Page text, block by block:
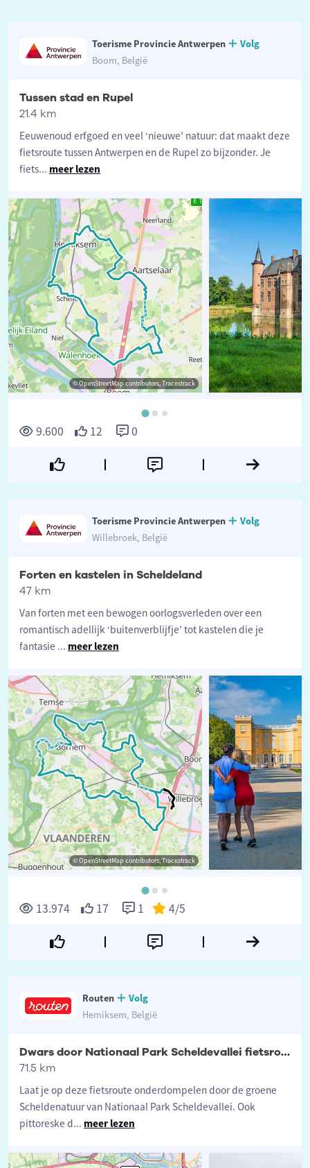
Toerisme Provincie Antwerpen
Volg
Boom, België
Tussen stad en Rupel
21.4 km
Eeuwenoud erfgoed en veel ‘nieuwe’ natuur: dat maakt deze
fietsroute tussen Antwerpen en de Rupel zo bijzonder. Je
fiets... meer lezen
© OpenStreetMap contributors, Tracestrack
9.600 12 0
Toerisme Provincie Antwerpen
Volg
Willebroek, België
Forten en kastelen in Scheldeland
47 km
Van forten met een bewogen oorlogsverleden over een
romantisch adellijk ‘buitenverblijfje’ tot kastelen die je
fantasie ... meer lezen
© OpenStreetMap contributors, Tracestrack
13.974 17 1 4/5
Routen
Volg
Hemiksem, België
Dwars door Nationaal Park Scheldevallei fietsroute
71.5 km
Laat je op deze fietsroute onderdompelen door de groene
Scheldenatuur van Nationaal Park Scheldevallei. Ook
pittoreske d... meer lezen